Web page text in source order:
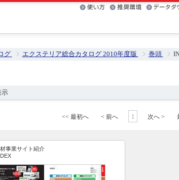
グ エクステリア総合カタログ 2010年度版 巻頭
示
<< 最初へ < 前へ 1 次へ >
事業サイト紹介